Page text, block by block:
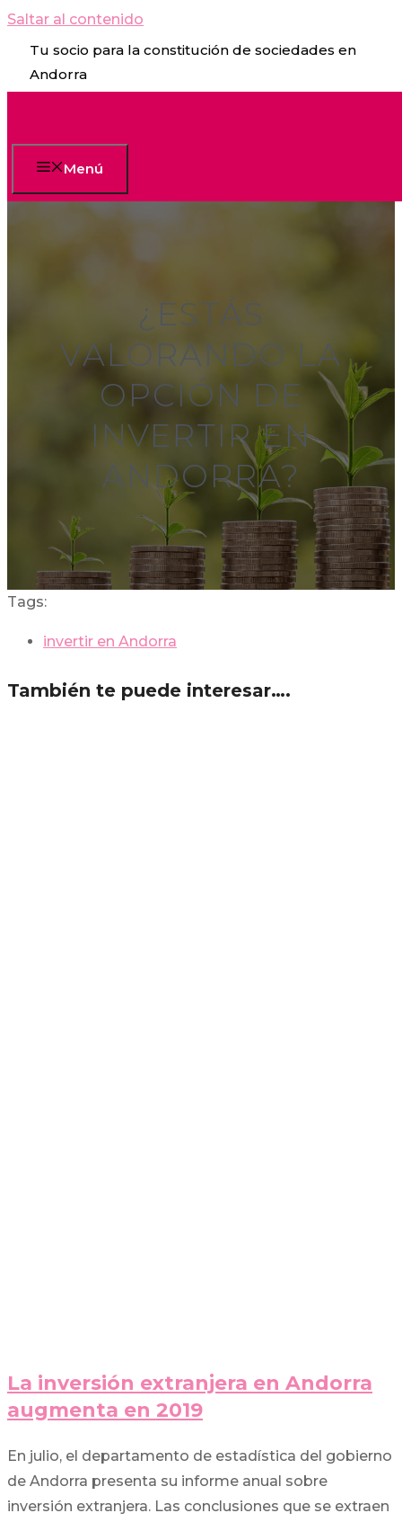
Saltar al contenido
Tu socio para la constitución de sociedades en
Andorra
Menú
¿ESTÁS
VALORANDO LA
OPCIÓN DE
INVERTIR EN
ANDORRA?
Tags:
invertir en Andorra
También te puede interesar….
La inversión extranjera en Andorra
augmenta en 2019
En julio, el departamento de estadística del gobierno
de Andorra presenta su informe anual sobre
inversión extranjera. Las conclusiones que se extraen